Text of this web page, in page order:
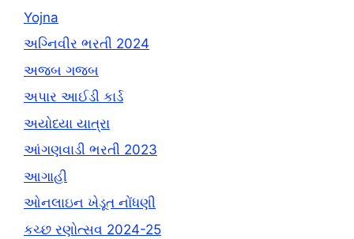
Yojna
અગ્નિવીર ભરતી 2024
અજબ ગજબ
અપાર આઈડી કાર્ડ
અયોધ્યા યાત્રા
આંગણવાડી ભરતી 2023
આગાહી
ઓનલાઇન ખેડૂત નોંધણી
કચ્છ રણોત્સવ 2024-25